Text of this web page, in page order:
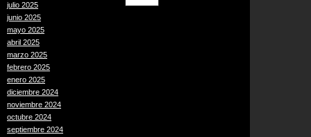
julio 2025
junio 2025
mayo 2025
abril 2025
marzo 2025
febrero 2025
enero 2025
diciembre 2024
noviembre 2024
octubre 2024
septiembre 2024